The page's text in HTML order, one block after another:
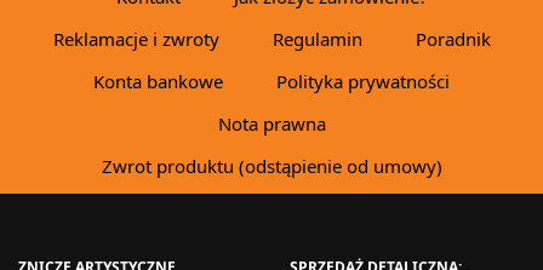
Reklamacje i zwroty
Regulamin
Poradnik
Konta bankowe
Polityka prywatności
Nota prawna
Zwrot produktu (odstąpienie od umowy)